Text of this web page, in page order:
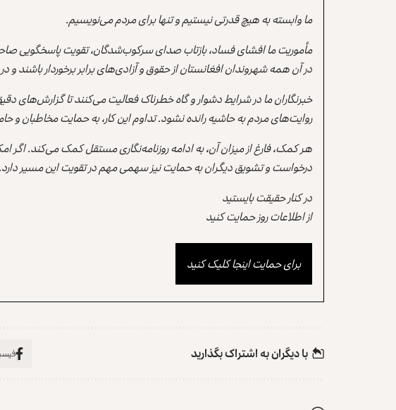
ما وابسته به هیچ قدرتی نیستیم و تنها برای مردم می‌نویسیم.
مأموریت ما افشای فساد، بازتاب صدای سرکوب‌شدگان، تقویت پاسخگویی
در آن همه شهروندان افغانستان از حقوق و آزادی‌های برابر برخوردار باشند و
خبرنگاران ما در شرایط دشوار و گاه خطرناک فعالیت می‌کنند تا گزارش‌های
روایت‌های مردم به حاشیه رانده نشود. تداوم این کار، به حمایت مخاطبان
هر کمک، فارغ از میزان آن، به ادامه روزنامه‌نگاری مستقل کمک می‌کند. اگر
درخواست و تشویق دیگران به حمایت نیز سهمی مهم در تقویت این مسیر دارد.
در کنار حقیقت بایستید
از اطلاعات روز حمایت کنید
برای حمایت اینجا کلیک کنید
با دیگران به‌‌ اشتراک بگذارید